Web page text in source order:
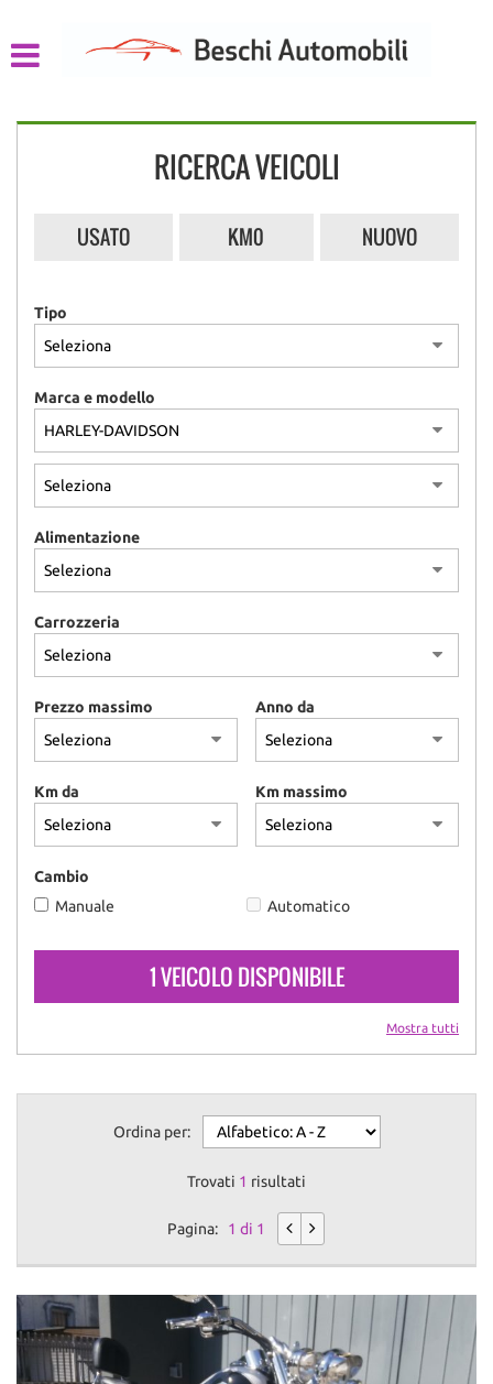
ACQUISTIAMO USATO
CONTATTI
RICERCA VEICOLI
USATO KM0 NUOVO
Tipo
Marca e modello
Alimentazione
Carrozzeria
Prezzo massimo Anno da
Km da Km massimo
Cambio
Manuale
Automatico
1 VEICOLO DISPONIBILE
Mostra tutti
Ordina per:
Trovati 1 risultati
Pagina: 1 di 1